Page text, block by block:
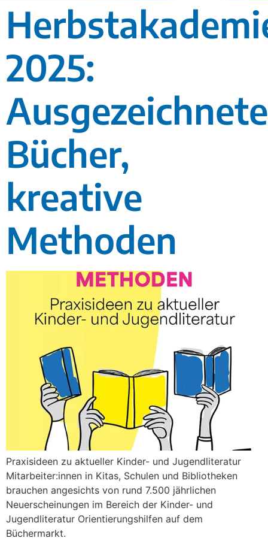
2025:
Ausgezeichnete
Bücher,
kreative
Methoden
Praxisideen zu aktueller Kinder- und Jugendliteratur
Mitarbeiter:innen in Kitas, Schulen und Bibliotheken
brauchen angesichts von rund 7.500 jährlichen
Neuerscheinungen im Bereich der Kinder- und
Jugendliteratur Orientierungshilfen auf dem
Büchermarkt.